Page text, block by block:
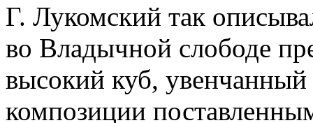
Г. Лукомский так
во Владычной слободе
высокий куб,
композиции